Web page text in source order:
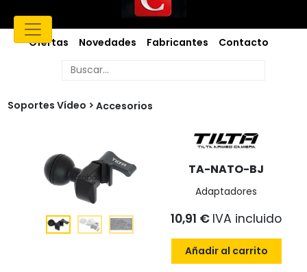
Ofertas Novedades Fabricantes Contacto
Soportes Vídeo Accesorios
TA-NATO-BJ
Adaptadores
10,91 € IVA incluido
Añadir al carrito